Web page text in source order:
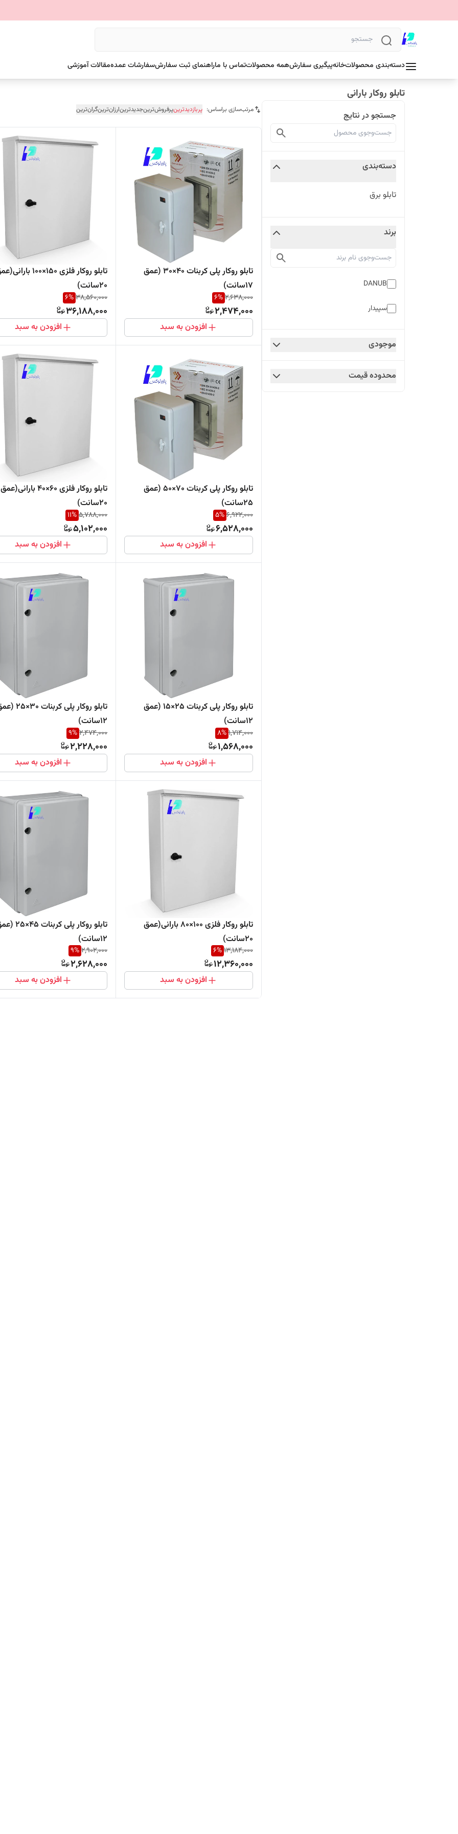
دسته‌بندی محصولاتخانهپیگیری سفارشهمه محصولاتتماس با ماراهنمای ثبت سفارشسفارشات عمدهمقالات آموزشی
تابلو روکار بارانی
جستجو در نتایج
دسته‌بندی
تابلو برق
برند
DANUB
سپیدار
موجودی
محدوده قیمت
مرتب‌سازی براساس: پربازدیدترینپرفروش‌ترینجدیدترینارزان‌ترینگران‌ترین
تابلو روکار پلی کربنات ۴٠×۳٠ (عمق
۱۷سانت)
2,638,000
6%
2,474,000
افزودن به سبد
تابلو روکار فلزی ۱۵٠×۱٠٠
۲٠سانت)
38,560,000
6%
36,188,000
افزودن به سبد
تابلو روکار پلی کربنات ۷٠×۵٠ (عمق
۲۵سانت)
6,922,000
5%
6,528,000
افزودن به سبد
تابلو روکار فلزی ۶٠×۴٠ بارانی(عمق
۲۰سانت)
5,788,000
11%
5,102,000
افزودن به سبد
تابلو روکار پلی کربنات ۲۵×۱۵ (عمق
۱۲سانت)
1,714,000
8%
1,568,000
افزودن به سبد
تابلو روکار پلی کربنات
۱۲سانت)
2,474,000
9%
2,228,000
افزودن به سبد
تابلو روکار فلزی ۱٠٠×۸٠ بارانی(عمق
۲٠سانت)
13,184,000
6%
12,360,000
افزودن به سبد
تابلو روکار پلی کربنات
۱۲سانت)
2,902,000
9%
2,628,000
افزودن به سبد